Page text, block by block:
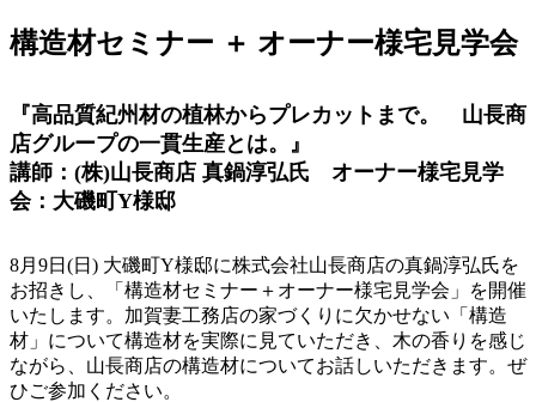
構造材セミナー ＋ オーナー様宅見学会
『高品質紀州材の植林からプレカットまで。 山長商
店グループの一貫生産とは。』
講師：(株)山長商店 真鍋淳弘氏 オーナー様宅見学
会：大磯町Y様邸
8月9日(日) 大磯町Y様邸に株式会社山長商店の真鍋淳弘氏を
お招きし、「構造材セミナー＋オーナー様宅見学会」を開催
いたします。加賀妻工務店の家づくりに欠かせない「構造
材」について構造材を実際に見ていただき、木の香りを感じ
ながら、山長商店の構造材についてお話しいただきます。ぜ
ひご参加ください。